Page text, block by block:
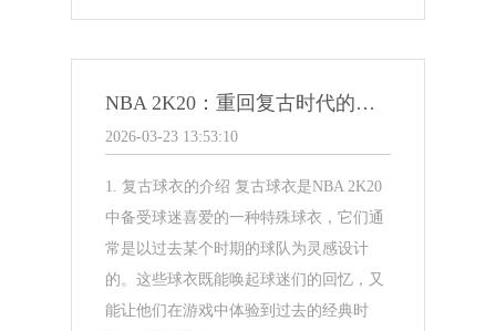
NBA 2K20：重回复古时代的球衣魅力
2026-03-23 13:53:10
1. 复古球衣的介绍 复古球衣是NBA 2K20
中备受球迷喜爱的一种特殊球衣，它们通
常是以过去某个时期的球队为灵感设计
的。这些球衣既能唤起球迷们的回忆，又
能让他们在游戏中体验到过去的经典时